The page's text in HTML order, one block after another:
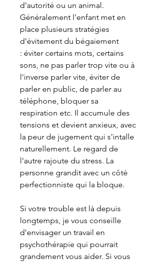
d'autorité ou un animal.
Généralement l'enfant met en
place plusieurs stratégies
d'évitement du bégaiement
: éviter certains mots, certains
sons, ne pas parler trop vite ou à
l'inverse parler vite, éviter de
parler en public, de parler au
téléphone, bloquer sa
respiration etc. Il accumule des
tensions et devient anxieux, avec
la peur de jugement qui s'intalle
naturellement. Le regard de
l'autre rajoute du stress. La
personne grandit avec un côté
perfectionniste qui la bloque.
Si votre trouble est là depuis
longtemps, je vous conseille
d'envisager un travail en
psychothérapie qui pourrait
grandement vous aider. Si vous